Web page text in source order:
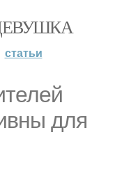
статьи
для